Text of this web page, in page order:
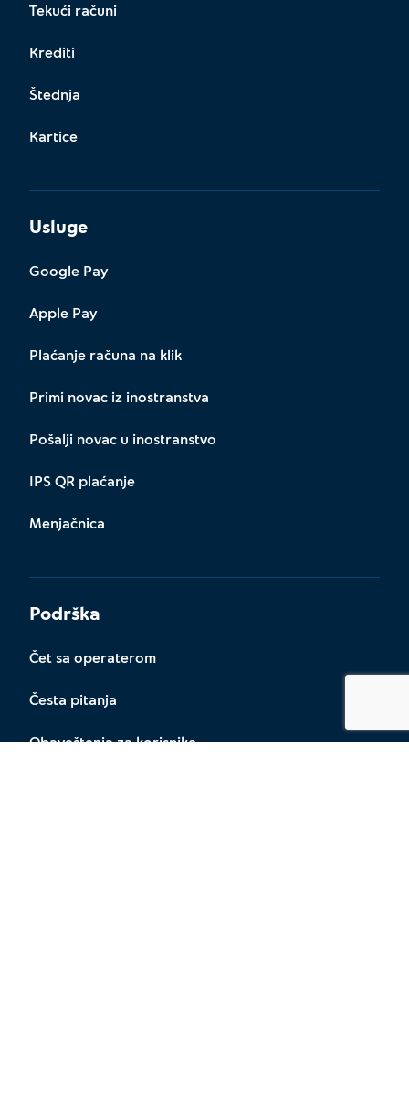
Tekući računi
Krediti
Štednja
Kartice
Usluge
Google Pay
Apple Pay
Plaćanje računa na klik
Primi novac iz inostranstva
Pošalji novac u inostranstvo
IPS QR plaćanje
Menjačnica
Podrška
Čet sa operaterom
Česta pitanja
Obaveštenja za korisnike